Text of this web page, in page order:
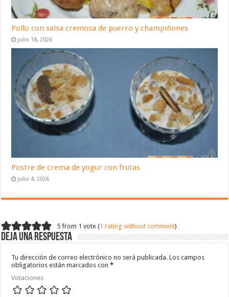
Pollo con salsa cremosa de puerro y champiñones
julio 18, 2026
Postre de crema de yogur con frutas
julio 4, 2026
5 from 1 vote (1 rating without comment)
Deja una respuesta
Tu dirección de correo electrónico no será publicada. Los campos
obligatorios están marcados con*
Votaciones